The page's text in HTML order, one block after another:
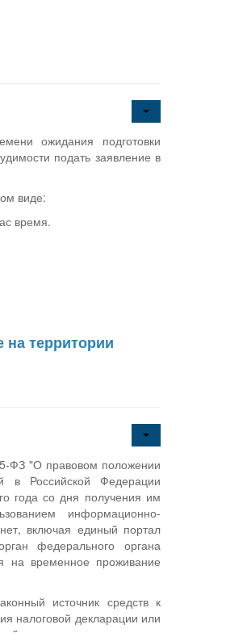
ожидания подготовки
подать заявление в
виде:
время.
территории
ФЗ "О правовом положении
в Российской Федерации
года со дня получения им
информационно-
включая единый портал
федерального органа
на временное проживание
источник средств к
налоговой декларации или